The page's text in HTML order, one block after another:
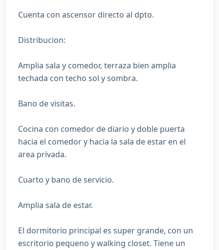
Cuenta con ascensor directo al dpto.
Distribucion:
Amplia sala y comedor, terraza bien amplia
techada con techo sol y sombra.
Bano de visitas.
Cocina con comedor de diario y doble puerta
hacia el comedor y hacia la sala de estar en el
area privada.
Cuarto y bano de servicio.
Amplia sala de estar.
El dormitorio principal es super grande, con un
escritorio pequeno y walking closet. Tiene un